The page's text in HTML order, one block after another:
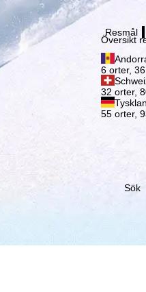
Registrering
Resmål
Översikt
6 orter,
32 orter,
55 orter,
Sök